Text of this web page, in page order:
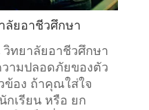
ลัยอาชีวศึกษา
ทยาลัยอาชีวศึกษา
ามปลอดภัยของตัว
ข้อง ถ้าคุณใส่ใจ
กเรียน หรือ ยก